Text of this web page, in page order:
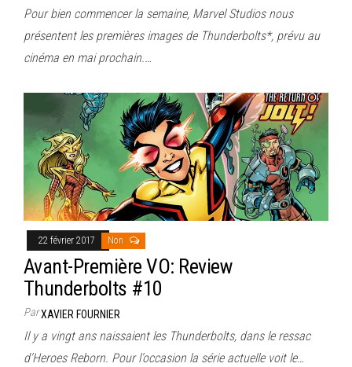
Pour bien commencer la semaine, Marvel Studios nous
présentent les premières images de Thunderbolts*, prévu au
cinéma en mai prochain.…
22 février 2017 Non
Avant-Première VO: Review
Thunderbolts #10
ParXAVIER FOURNIER
Il y a vingt ans naissaient les Thunderbolts, dans le ressac
d’Heroes Reborn. Pour l’occasion la série actuelle voit le…